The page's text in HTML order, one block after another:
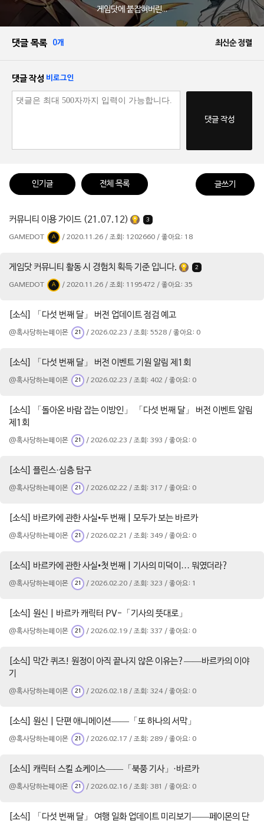
게임닷에 붙잡혀버린...
댓글 목록 0개 최신순 정렬
댓글 작성 비로그인
댓글 작성
인기글 전체 목록 글쓰기
커뮤니티 이용 가이드 (21.07.12) 3
GAMEDOT A / 2020.11.26 / 조회: 1202660 / 좋아요: 18
게임닷 커뮤니티 활동 시 경험치 획득 기준 입니다. 2
GAMEDOT A / 2020.11.26 / 조회: 1195472 / 좋아요: 35
[소식] 「다섯 번째 달」 버전 업데이트 점검 예고
@혹사당하는페이몬 21 / 2026.02.23 / 조회: 5528 / 좋아요: 0
[소식] 「다섯 번째 달」 버전 이벤트 기원 알림 제1회
@혹사당하는페이몬 21 / 2026.02.23 / 조회: 402 / 좋아요: 0
[소식] 「돌아온 바람 잡는 이방인」 「다섯 번째 달」 버전 이벤트 알림
제1회
@혹사당하는페이몬 21 / 2026.02.23 / 조회: 393 / 좋아요: 0
[소식] 플린스·심층 탐구
@혹사당하는페이몬 21 / 2026.02.22 / 조회: 317 / 좋아요: 0
[소식] 바르카에 관한 사실•두 번째 | 모두가 보는 바르카
@혹사당하는페이몬 21 / 2026.02.21 / 조회: 349 / 좋아요: 0
[소식] 바르카에 관한 사실•첫 번째 | 기사의 미덕이… 뭐였더라?
@혹사당하는페이몬 21 / 2026.02.20 / 조회: 323 / 좋아요: 1
[소식] 원신 | 바르카 캐릭터 PV-「기사의 뜻대로」
@혹사당하는페이몬 21 / 2026.02.19 / 조회: 337 / 좋아요: 0
[소식] 막간 퀴즈! 원정이 아직 끝나지 않은 이유는?——바르카의 이야
기
@혹사당하는페이몬 21 / 2026.02.18 / 조회: 324 / 좋아요: 0
[소식] 원신 | 단편 애니메이션——「또 하나의 서막」
@혹사당하는페이몬 21 / 2026.02.17 / 조회: 289 / 좋아요: 0
[소식] 캐릭터 스킬 쇼케이스——「북풍 기사」·바르카
@혹사당하는페이몬 21 / 2026.02.16 / 조회: 381 / 좋아요: 0
[소식] 「다섯 번째 달」 여행 일화 업데이트 미리보기——페이몬의 단